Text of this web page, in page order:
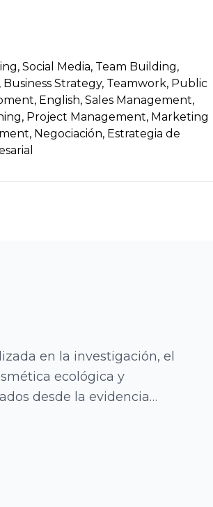
de los complementos
y consultoría del mercado
Social Media, Team Building,
Strategy, Teamwork, Public
English, Sales Management,
Project Management, Marketing
Negociación, Estrategia de
en la investigación, el
ecológica y
desde la evidencia
contamos con un surtido
la